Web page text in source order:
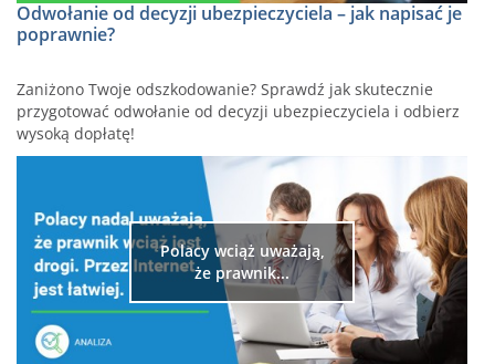
Odwołanie od decyzji ubezpieczyciela – jak napisać je
poprawnie?
Zaniżono Twoje odszkodowanie? Sprawdź jak skutecznie
przygotować odwołanie od decyzji ubezpieczyciela i odbierz
wysoką dopłatę!
Polacy wciąż uważają,
że prawnik...